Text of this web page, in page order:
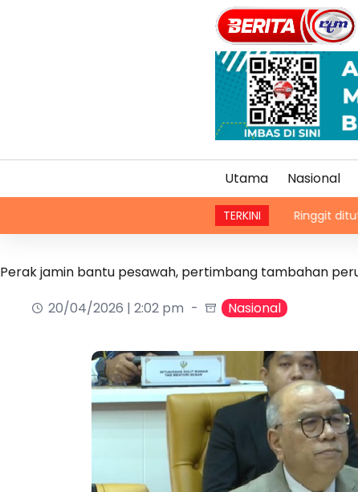
Utama Nasional
TERKINI
Ringgit ditutup rendah
Perak jamin bantu pesawah, pertimbang tambahan
20/04/2026 | 2:02 pm
Nasional